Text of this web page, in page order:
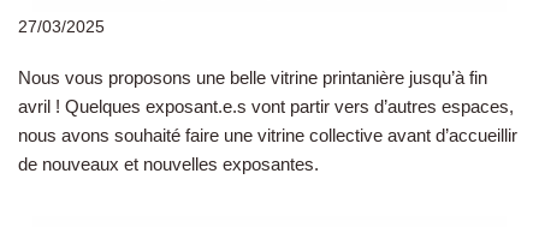
27/03/2025
Nous vous proposons une belle vitrine printanière jusqu’à fin
avril ! Quelques exposant.e.s vont partir vers d’autres espaces,
nous avons souhaité faire une vitrine collective avant d’accueillir
de nouveaux et nouvelles exposantes.